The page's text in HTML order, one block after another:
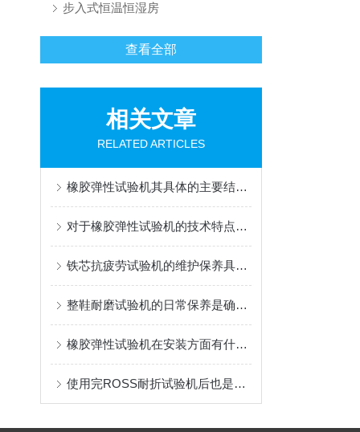
步入式恒温恒湿房
查看全部
相关文章
RELATED ARTICLES
橡胶弹性试验机其具体的主要结构如下
对于橡胶弹性试验机的技术特点，你了解多少呢？
铁芯抗疲劳试验机的维护保养具体如下
整鞋耐磨试验机的日常保养是确保其正常运行的关键
橡胶弹性试验机在安装方面有什么基础条件
使用完ROSS耐折试验机后也是需要进行维护的